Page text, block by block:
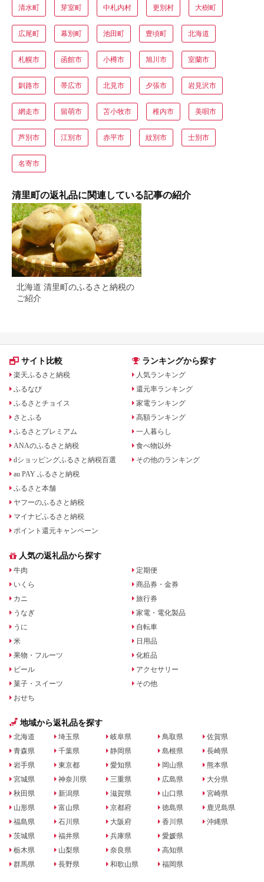
清水町 芽室町 中札内村 更別村 大樹町
広尾町 幕別町 池田町 豊頃町 北海道
札幌市 函館市 小樽市 旭川市 室蘭市
釧路市 帯広市 北見市 夕張市 岩見沢市
網走市 留萌市 苫小牧市 稚内市 美唄市
芦別市 江別市 赤平市 紋別市 士別市
名寄市
清里町の返礼品に関連している記事の紹介
北海道 清里町のふるさと納税の
ご紹介
サイト比較
楽天ふるさと納税
ふるなび
ふるさとチョイス
さとふる
ふるさとプレミアム
ANAのふるさと納税
dショッピングふるさと納税百選
au PAY ふるさと納税
ふるさと本舗
ヤフーのふるさと納税
マイナビふるさと納税
ポイント還元キャンペーン
ランキングから探す
人気ランキング
還元率ランキング
家電ランキング
高額ランキング
一人暮らし
食べ物以外
その他のランキング
人気の返礼品から探す
牛肉
いくら
カニ
うなぎ
うに
米
果物・フルーツ
ビール
菓子・スイーツ
おせち
定期便
商品券・金券
旅行券
家電・電化製品
自転車
日用品
化粧品
アクセサリー
その他
地域から返礼品を探す
北海道
青森県
岩手県
宮城県
秋田県
山形県
福島県
茨城県
栃木県
群馬県
埼玉県
千葉県
東京都
神奈川県
新潟県
富山県
石川県
福井県
山梨県
長野県
岐阜県
静岡県
愛知県
三重県
滋賀県
京都府
大阪府
兵庫県
奈良県
和歌山県
鳥取県
島根県
岡山県
広島県
山口県
徳島県
香川県
愛媛県
高知県
福岡県
佐賀県
長崎県
熊本県
大分県
宮崎県
鹿児島県
沖縄県